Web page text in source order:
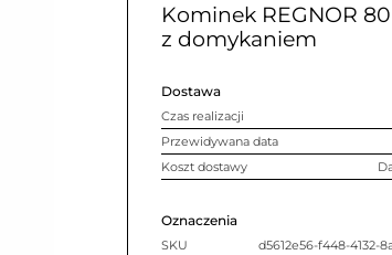
Kominek REGNOR
z domykaniem
Dostawa
Czas realizacji
Przewidywana data
Koszt dostawy
Oznaczenia
SKU d5612e56-f448-4132-